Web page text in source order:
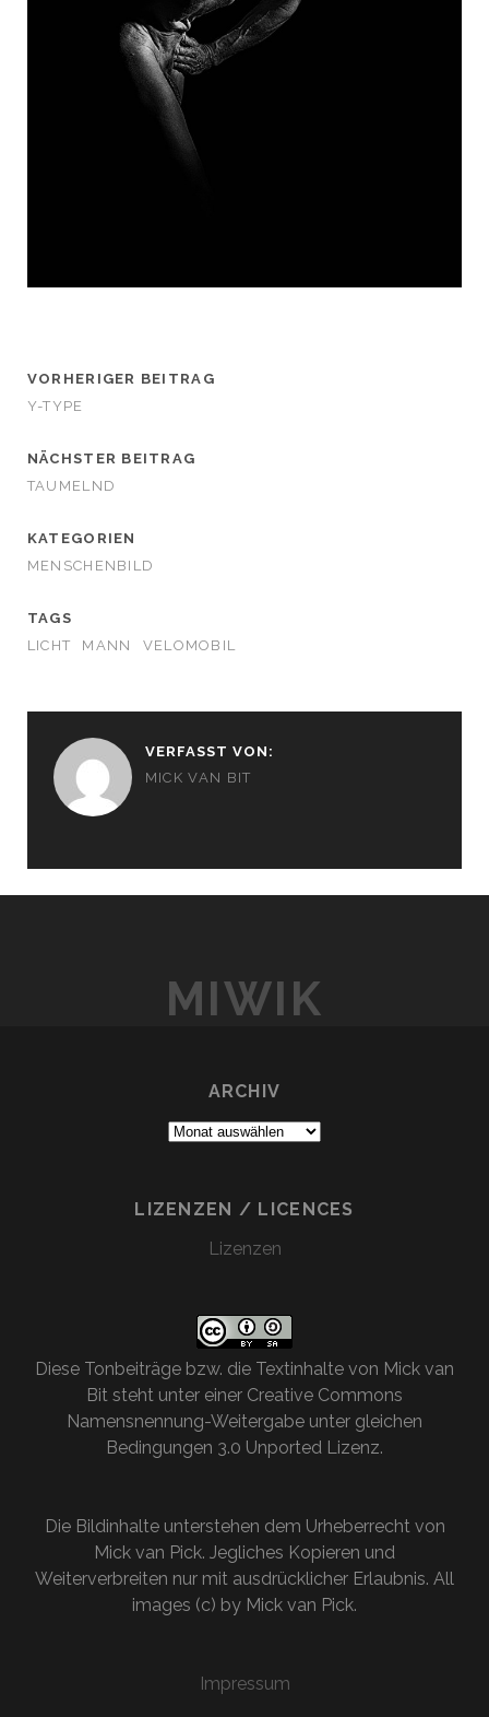
VORHERIGER BEITRAG
Y-TYPE
NÄCHSTER BEITRAG
TAUMELND
KATEGORIEN
MENSCHENBILD
TAGS
LICHT
MANN VELOMOBIL
VERFASST VON:
MICK VAN BIT
MIWIK
ARCHIV
Archiv
LIZENZEN / LICENCES
Lizenzen
Diese Tonbeiträge bzw. die Textinhalte von Mick van
Bit steht unter einer Creative Commons
Namensnennung-Weitergabe unter gleichen
Bedingungen 3.0 Unported Lizenz.
Die Bildinhalte unterstehen dem Urheberrecht von
Mick van Pick. Jegliches Kopieren und
Weiterverbreiten nur mit ausdrücklicher Erlaubnis. All
images (c) by Mick van Pick.
Impressum